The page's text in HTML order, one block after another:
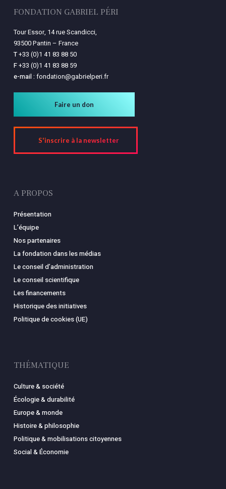
FONDATION GABRIEL PÉRI
Tour Essor, 14 rue Scandicci,
93500 Pantin – France
T+33 (0)1 41 83 88 50
F+33 (0)1 41 83 88 59
e-mail : fondation@gabrielperi.fr
Faire un don
S'inscrire à la newsletter
A PROPOS
Présentation
L’équipe
Nos partenaires
La fondation dans les médias
Le conseil d’administration
Le conseil scientifique
Les financements
Historique des initiatives
Politique de cookies (UE)
THÉMATIQUE
Culture & société
Écologie & durabilité
Europe & monde
Histoire & philosophie
Politique & mobilisations citoyennes
Social & Économie